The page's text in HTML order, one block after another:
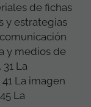
de fichas
y estrategias
y medios de
La
La imagen
La